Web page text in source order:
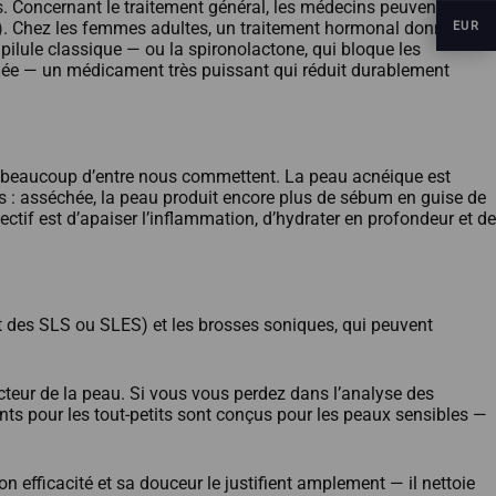
le traitement général, les médecins peuvent
les femmes adultes, un traitement hormonal donne
pilule classique — ou la spironolactone, qui bloque les
— un médicament très puissant qui réduit durablement
d’entre nous commettent. La peau acnéique est
asséchée, la peau produit encore plus de sébum en guise de
est d’apaiser l’inflammation, d’hydrater en profondeur et de
SLS ou SLES) et les brosses soniques, qui peuvent
de la peau. Si vous vous perdez dans l’analyse des
pour les tout-petits sont conçus pour les peaux sensibles —
efficacité et sa douceur le justifient amplement — il nettoie
EUR